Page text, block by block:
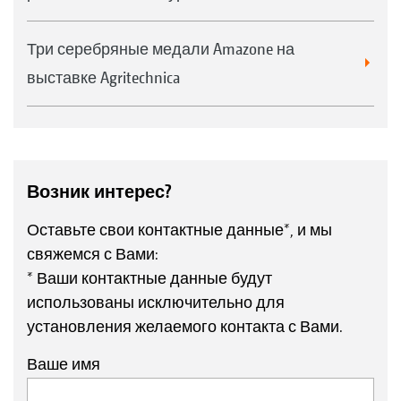
Три серебряные медали Amazone на
выставке Agritechnica
Возник интерес?
Оставьте свои контактные данные*, и мы
свяжемся с Вами:
* Ваши контактные данные будут
использованы исключительно для
установления желаемого контакта с Вами.
Ваше имя